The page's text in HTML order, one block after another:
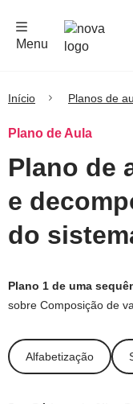
Menu
Início Planos de
Plano de Aula
Plano de
e
do
Plano 1 de uma
sobre Composição de
Alfabetização